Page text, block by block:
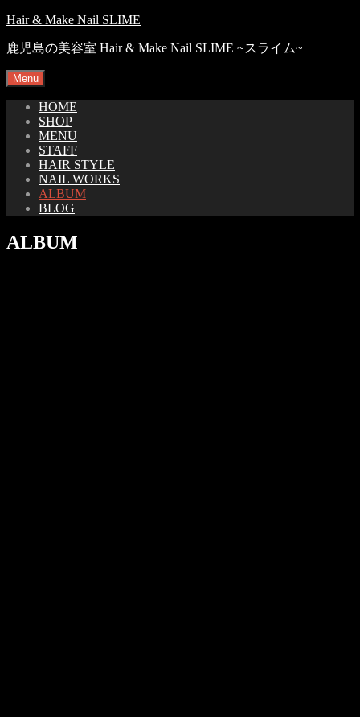
Skip
content
Hair & Make Nail SLIME
鹿児島の美容室 Hair & Make Nail SLIME ~スライム~
Menu
HOME
SHOP
MENU
STAFF
HAIR STYLE
NAIL WORKS
ALBUM
BLOG
ALBUM